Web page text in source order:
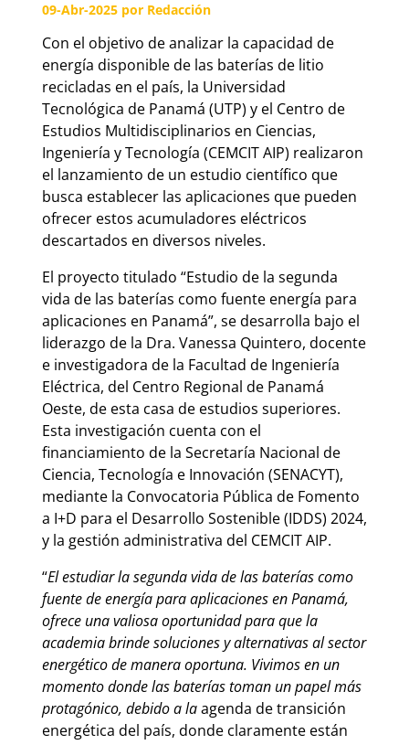
09-Abr-2025 por Redacción
Con el objetivo de analizar la capacidad de
energía disponible de las baterías de litio
recicladas en el país, la Universidad
Tecnológica de Panamá (UTP) y el Centro de
Estudios Multidisciplinarios en Ciencias,
Ingeniería y Tecnología (CEMCIT AIP) realizaron
el lanzamiento de un estudio científico que
busca establecer las aplicaciones que pueden
ofrecer estos acumuladores eléctricos
descartados en diversos niveles.
El proyecto titulado “Estudio de la segunda
vida de las baterías como fuente energía para
aplicaciones en Panamá”, se desarrolla bajo el
liderazgo de la Dra. Vanessa Quintero, docente
e investigadora de la Facultad de Ingeniería
Eléctrica, del Centro Regional de Panamá
Oeste, de esta casa de estudios superiores.
Esta investigación cuenta con el
financiamiento de la Secretaría Nacional de
Ciencia, Tecnología e Innovación (SENACYT),
mediante la Convocatoria Pública de Fomento
a I+D para el Desarrollo Sostenible (IDDS) 2024,
y la gestión administrativa del CEMCIT AIP.
“El estudiar la segunda vida de las baterías como
fuente de energía para aplicaciones en Panamá,
ofrece una valiosa oportunidad para que la
academia brinde soluciones y alternativas al sector
energético de manera oportuna. Vivimos en un
momento donde las baterías toman un papel más
protagónico, debido a laagenda de transición
energética del país, donde claramente están